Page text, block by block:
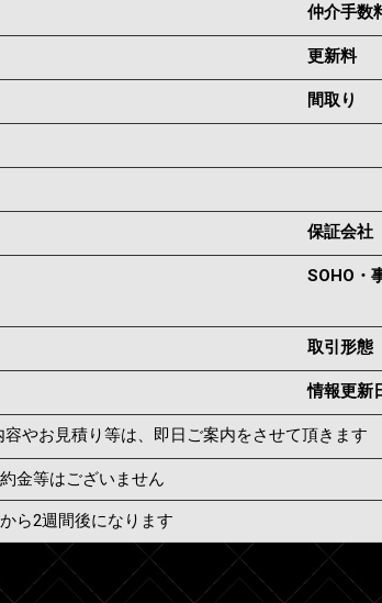
仲介手数
更新料
間取り
保証会社
SOHO・
取引形態
情報更新
やお見積り等は、即日ご案内をさせて頂きます
金等はございません
ら2週間後になります